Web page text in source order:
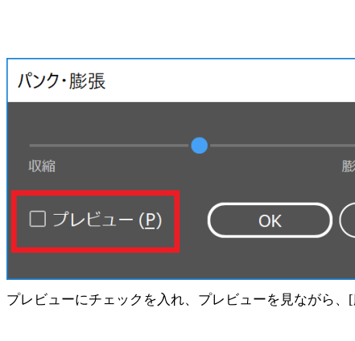
プレビューにチェックを入れ、プレビューを見ながら